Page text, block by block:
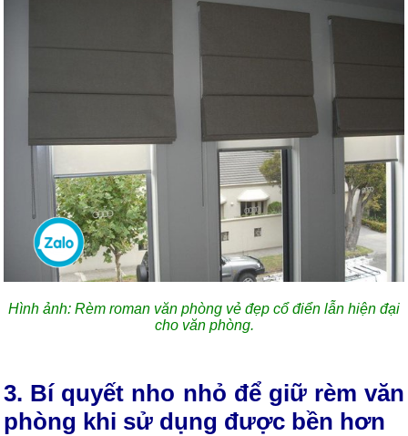
Hình ảnh: Rèm roman văn phòng vẻ đẹp cổ điển lẫn hiện đại
cho văn phòng.
3. Bí quyết nho nhỏ để giữ rèm văn
phòng khi sử dụng được bền hơn